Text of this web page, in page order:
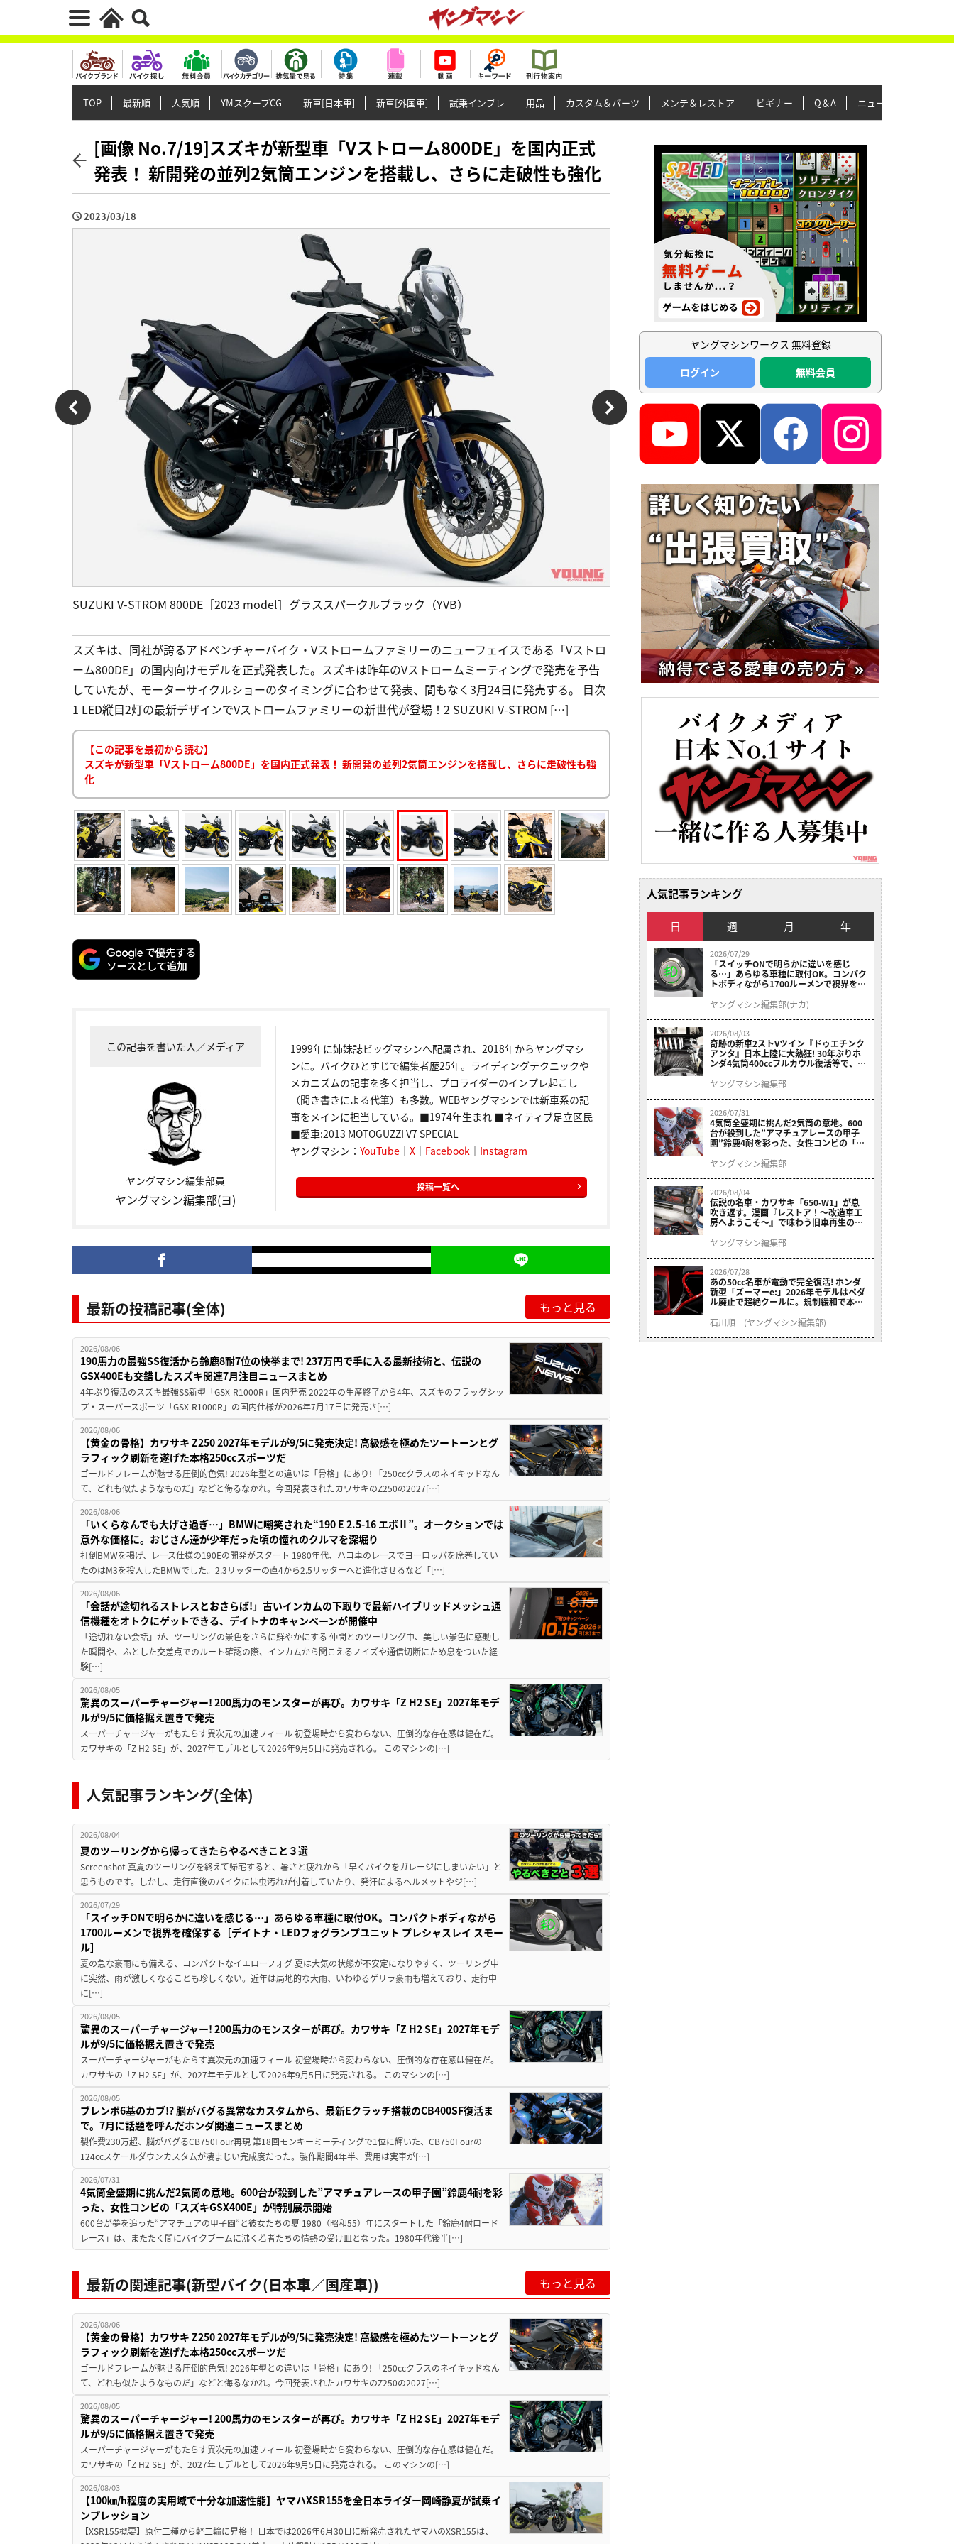
TOP 最新順 人気順 YMスクープCG 新車[日本車] 新車[外国車] 試乗インプレ 用品 カスタム＆パーツ メンテ＆レストア ビギナー Q＆A ニュース＆トピックス
[画像 No.7/19]スズキが新型車「Vストローム800DE」を国内正式
発表！ 新開発の並列2気筒エンジンを搭載し、さらに走破性も強化
2023/03/18
SUZUKI V-STROM 800DE［2023 model］グラススパークルブラック（YVB）
スズキは、同社が誇るアドベンチャーバイク・Vストロームファミリーのニューフェイスである「Vストロ
ーム800DE」の国内向けモデルを正式発表した。スズキは昨年のVストロームミーティングで発売を予告
していたが、モーターサイクルショーのタイミングに合わせて発表、間もなく3月24日に発売する。 目次
1 LED縦目2灯の最新デザインでVストロームファミリーの新世代が登場！2 SUZUKI V-STROM […]
【この記事を最初から読む】
スズキが新型車「Vストローム800DE」を国内正式発表！ 新開発の並列2気筒エンジンを搭載し、さらに走破性も強
化
この記事を書いた人／メディア
ヤングマシン編集部員
ヤングマシン編集部(ヨ)
1999年に姉妹誌ビッグマシンへ配属され、2018年からヤングマシ
ンに。バイクひとすじで編集者歴25年。ライディングテクニックや
メカニズムの記事を多く担当し、プロライダーのインプレ起こし
（聞き書きによる代筆）も多数。WEBヤングマシンでは新車系の記
事をメインに担当している。■1974年生まれ ■ネイティブ足立区民
■愛車:2013 MOTOGUZZI V7 SPECIAL
ヤングマシン： YouTube｜ X｜ Facebook ｜ Instagram
投稿一覧へ
最新の投稿記事(全体) もっと見る
2026/08/06
190馬力の最強SS復活から鈴鹿8耐7位の快挙まで! 237万円で手に入る最新技術と、伝説の
GSX400Eも交錯したスズキ関連7月注目ニュースまとめ
4年ぶり復活のスズキ最強SS新型「GSX-R1000R」国内発売 2022年の生産終了から4年、スズキのフラッグシッ
プ・スーパースポーツ「GSX-R1000R」の国内仕様が2026年7月17日に発売さ[…]
2026/08/06
【黄金の骨格】カワサキ Z250 2027年モデルが9/5に発売決定! 高級感を極めたツートーンとグ
ラフィック刷新を遂げた本格250ccスポーツだ
ゴールドフレームが魅せる圧倒的色気! 2026年型との違いは「骨格」にあり! 「250ccクラスのネイキッドなん
て、どれも似たようなものだ」などと侮るなかれ。今回発表されたカワサキのZ250の2027[…]
2026/08/06
「いくらなんでも大げさ過ぎ…」BMWに嘲笑された“190 E 2.5-16 エボⅡ”。オークションでは
意外な価格に。おじさん達が少年だった頃の憧れのクルマを深堀り
打倒BMWを掲げ、レース仕様の190Eの開発がスタート 1980年代、ハコ車のレースでヨーロッパを席巻してい
たのはM3を投入したBMWでした。2.3リッターの直4から2.5リッターへと進化させるなど「[…]
2026/08/06
「会話が途切れるストレスとおさらば!」古いインカムの下取りで最新ハイブリッドメッシュ通
信機種をオトクにゲットできる、デイトナのキャンペーンが開催中
「途切れない会話」が、ツーリングの景色をさらに鮮やかにする 仲間とのツーリング中、美しい景色に感動し
た瞬間や、ふとした交差点でのルート確認の際、インカムから聞こえるノイズや通信切断にため息をついた経
験[…]
2026/08/05
驚異のスーパーチャージャー! 200馬力のモンスターが再び。カワサキ「Z H2 SE」2027年モデ
ルが9/5に価格据え置きで発売
スーパーチャージャーがもたらす異次元の加速フィール 初登場時から変わらない、圧倒的な存在感は健在だ。
カワサキの「Z H2 SE」が、2027年モデルとして2026年9月5日に発売される。 このマシンの[…]
人気記事ランキング(全体)
2026/08/04
夏のツーリングから帰ってきたらやるべきこと３選
Screenshot 真夏のツーリングを終えて帰宅すると、暑さと疲れから「早くバイクをガレージにしまいたい」と
思うものです。しかし、走行直後のバイクには虫汚れが付着していたり、発汗によるヘルメットやジ[…]
2026/07/29
「スイッチONで明らかに違いを感じる…」あらゆる車種に取付OK。コンパクトボディながら
1700ルーメンで視界を確保する［デイトナ・LEDフォグランプユニット プレシャスレイ スモー
ル］
夏の急な豪雨にも備える、コンパクトなイエローフォグ 夏は大気の状態が不安定になりやすく、ツーリング中
に突然、雨が激しくなることも珍しくない。近年は局地的な大雨、いわゆるゲリラ豪雨も増えており、走行中
に[…]
2026/08/05
驚異のスーパーチャージャー! 200馬力のモンスターが再び。カワサキ「Z H2 SE」2027年モデ
ルが9/5に価格据え置きで発売
スーパーチャージャーがもたらす異次元の加速フィール 初登場時から変わらない、圧倒的な存在感は健在だ。
カワサキの「Z H2 SE」が、2027年モデルとして2026年9月5日に発売される。 このマシンの[…]
2026/08/05
ブレンボ6基のカブ!? 脳がバグる異常なカスタムから、最新Eクラッチ搭載のCB400SF復活ま
で。7月に話題を呼んだホンダ関連ニュースまとめ
製作費230万超、脳がバグるCB750Four再現 第18回モンキーミーティングで1位に輝いた、CB750Fourの
124ccスケールダウンカスタムが凄まじい完成度だった。製作期間4年半、費用は実車が[…]
2026/07/31
4気筒全盛期に挑んだ2気筒の意地。600台が殺到した”アマチュアレースの甲子園”鈴鹿4耐を彩
った、女性コンビの「スズキGSX400E」が特別展示開始
600台が夢を追った”アマチュアの甲子園”と彼女たちの夏 1980（昭和55）年にスタートした「鈴鹿4耐ロード
レース」は、またたく間にバイクブームに沸く若者たちの情熱の受け皿となった。1980年代後半[…]
最新の関連記事(新型バイク(日本車／国産車)) もっと見る
2026/08/06
【黄金の骨格】カワサキ Z250 2027年モデルが9/5に発売決定! 高級感を極めたツートーンとグ
ラフィック刷新を遂げた本格250ccスポーツだ
ゴールドフレームが魅せる圧倒的色気! 2026年型との違いは「骨格」にあり! 「250ccクラスのネイキッドなん
て、どれも似たようなものだ」などと侮るなかれ。今回発表されたカワサキのZ250の2027[…]
2026/08/05
驚異のスーパーチャージャー! 200馬力のモンスターが再び。カワサキ「Z H2 SE」2027年モデ
ルが9/5に価格据え置きで発売
スーパーチャージャーがもたらす異次元の加速フィール 初登場時から変わらない、圧倒的な存在感は健在だ。
カワサキの「Z H2 SE」が、2027年モデルとして2026年9月5日に発売される。 このマシンの[…]
2026/08/03
【100㎞/h程度の実用域で十分な加速性能】ヤマハXSR155を全日本ライダー岡崎静夏が試乗イ
ンプレッション
【XSR155概要】原付二種から軽二輪に昇格！ 日本では2026年6月30日に新発売されたヤマハのXSR155は、
ヤングマシンワークス 無料登録
ログイン
無料会員
人気記事ランキング
日 週 月 年
2026/07/29
「スイッチONで明らかに違いを感じ
る…」あらゆる車種に取付OK。コンパク
トボディながら1700ルーメンで視界を確
ニット プレシャスレイ スモール］
ヤングマシン編集部(ナカ)
2026/08/03
奇跡の新車2ストVツイン『ドゥエチンク
アンタ』日本上陸に大熱狂! 30年ぶりホ
ンダ4気筒400ccフルカウル復活等で、ロ
ニュース振り返り】
ヤングマシン編集部
2026/07/31
4気筒全盛期に挑んだ2気筒の意地。600
台が殺到した”アマチュアレースの甲子
園”鈴鹿4耐を彩った、女性コンビの「ス
ヤングマシン編集部
2026/08/04
伝説の名車・カワサキ「650-W1」が息
吹き返す。漫画『レストア！～改造車工
房へようこそ～』で味わう旧車再生のロ
ヤングマシン編集部
2026/07/28
あの50cc名車が電動で完全復活! ホンダ
新型「ズーマーe:」2026年モデルはペダ
ル廃止で超絶クールに。規制緩和で本来
石川順一(ヤングマシン編集部)